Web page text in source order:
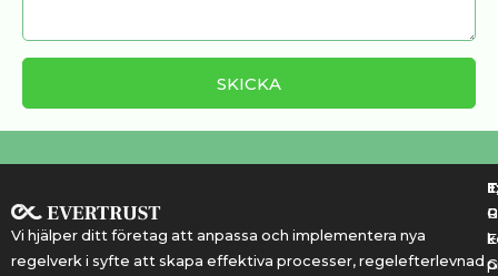
Vi hjälper ditt företag att anpassa och implementera nya
regelverk i syfte att skapa effektiva processer, regelefterlevnad